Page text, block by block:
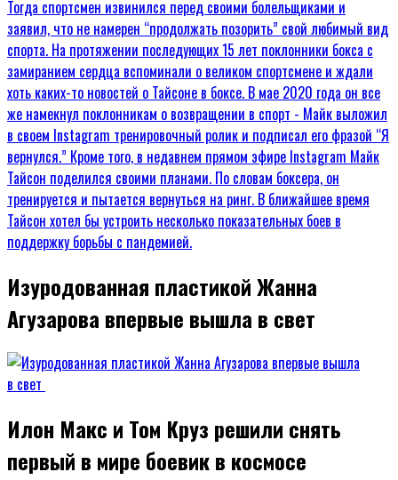
Изуродованная пластикой Жанна
Агузарова впервые вышла в свет
Илон Макс и Том Круз решили снять
первый в мире боевик в космосе